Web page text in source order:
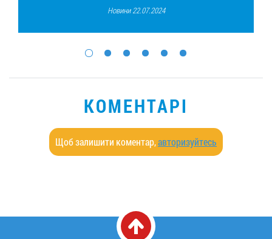
Новини 22.07.2024
КОМЕНТАРІ
Щоб залишити коментар,авторизуйтесь